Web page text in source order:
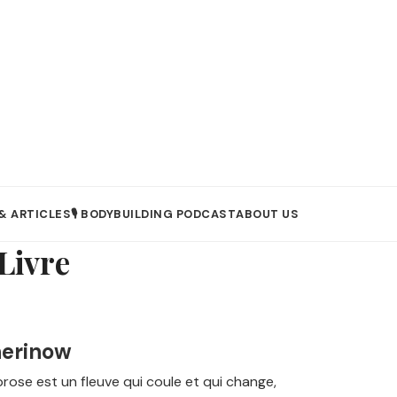
ARTICLES🎙️ BODYBUILDING PODCASTABOUT US
est un fleuve qui coule et qui change,